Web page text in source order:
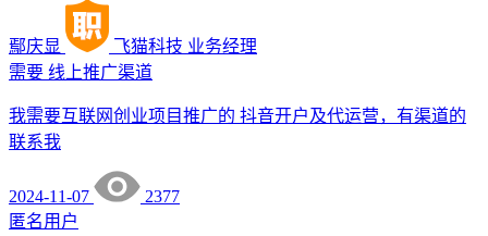
鄢庆显 飞猫科技 业务经理
需要 线上推广渠道
我需要互联网创业项目推广的 抖音开户及代运营，有渠道的
联系我
2024-11-07
2377
匿名用户